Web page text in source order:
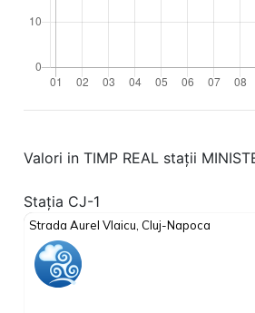
Valori in TIMP REAL stații
Stația CJ-1